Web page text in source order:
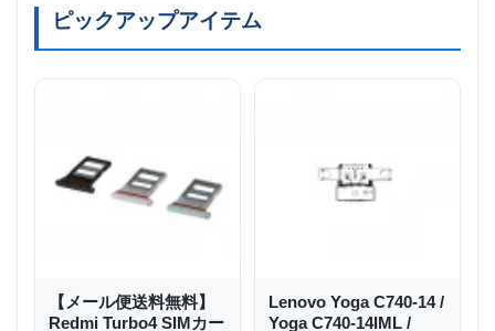
ピックアップアイテム
【メール便送料無料】
Redmi Turbo4 SIMカー
Lenovo Yoga C740-14 /
Yoga C740-14IML /